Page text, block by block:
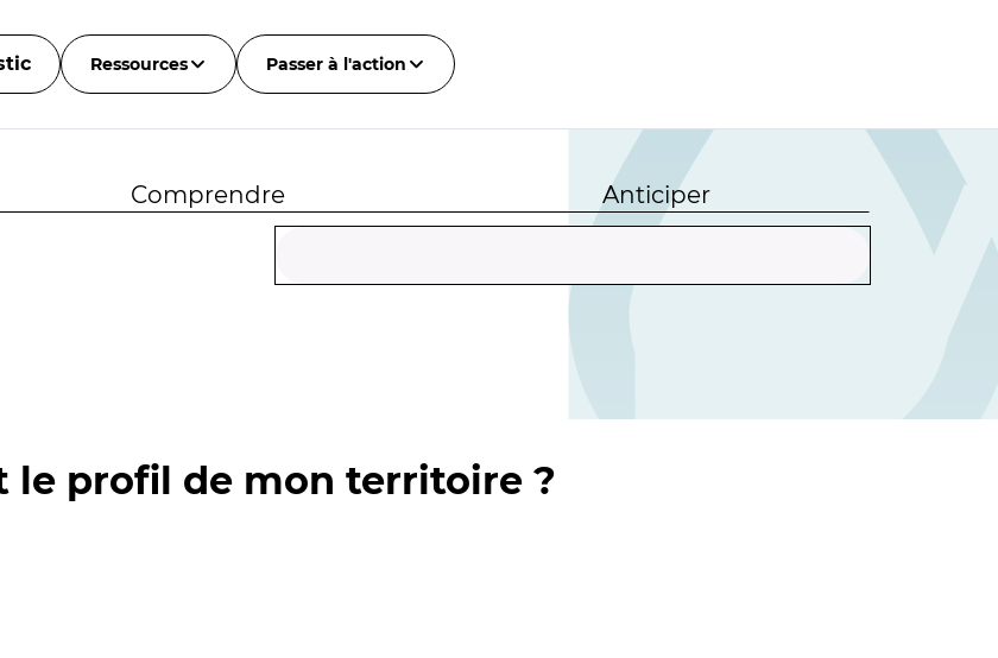
Ressources Passer à l'action
Comprendre Anticiper
le profil de mon territoire ?